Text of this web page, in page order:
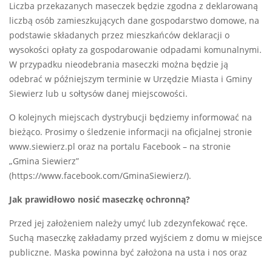
Liczba przekazanych maseczek będzie zgodna z deklarowaną
liczbą osób zamieszkujących dane gospodarstwo domowe, na
podstawie składanych przez mieszkańców deklaracji o
wysokości opłaty za gospodarowanie odpadami komunalnymi.
W przypadku nieodebrania maseczki można będzie ją
odebrać w późniejszym terminie w Urzędzie Miasta i Gminy
Siewierz lub u sołtysów danej miejscowości.
O kolejnych miejscach dystrybucji będziemy informować na
bieżąco. Prosimy o śledzenie informacji na oficjalnej stronie
www.siewierz.pl oraz na portalu Facebook – na stronie
„Gmina Siewierz”
(https://www.facebook.com/GminaSiewierz/).
Jak prawidłowo nosić maseczkę ochronną?
Przed jej założeniem należy umyć lub zdezynfekować ręce.
Suchą maseczkę zakładamy przed wyjściem z domu w miejsce
publiczne. Maska powinna być założona na usta i nos oraz